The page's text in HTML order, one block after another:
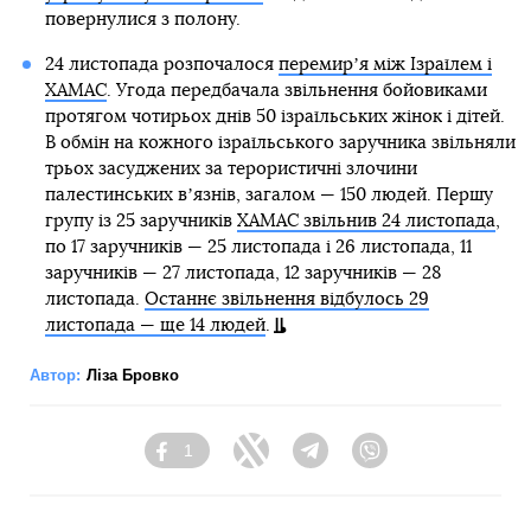
повернулися з полону.
24 листопада розпочалося перемирʼя між Ізраїлем і
ХАМАС. Угода передбачала звільнення бойовиками
протягом чотирьох днів 50 ізраїльських жінок і дітей.
В обмін на кожного ізраїльського заручника звільняли
трьох засуджених за терористичні злочини
палестинських вʼязнів, загалом — 150 людей. Першу
групу із 25 заручників ХАМАС звільнив 24 листопада
по 17 заручників — 25 листопада і 26 листопада, 11
заручників — 27 листопада, 12 заручників — 28
листопада. Останнє звільнення відбулось 29
листопада — ще 14 людей.
Автор: Ліза Бровко
Facebook
1
Twitter TelegramViber